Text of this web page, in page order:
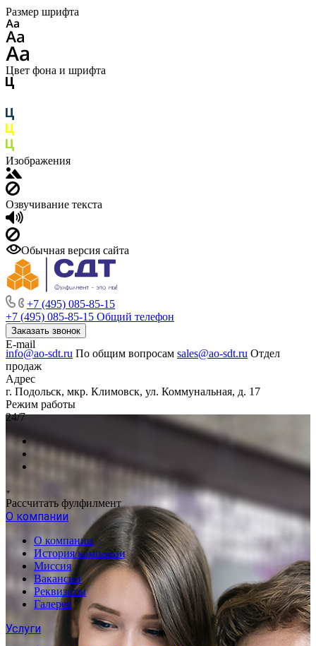
Размер шрифта
Цвет фона и шрифта
Изображения
Озвучивание текста
Обычная версия сайта
+7 (495) 085-85-15
+7 (495) 085-85-15 Общий телефон
Заказать звонок
E-mail
info@ao-sdt.ru По общим вопросам sales@ao-sdt.ru Отдел
продаж
Адрес
г. Подольск, мкр. Климовск, ул. Коммунальная, д. 17
Режим работы
24/7
Рассчитать фулфилмент
О компании
О компании
История компании
Миссия
Вакансии
Реквизиты
Галерея
Услуги